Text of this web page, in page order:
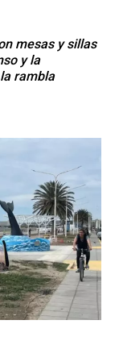
mesas y sillas
y la
rambla